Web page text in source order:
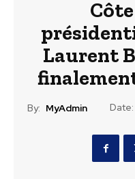
Laurent
By: MyAdmin Date: